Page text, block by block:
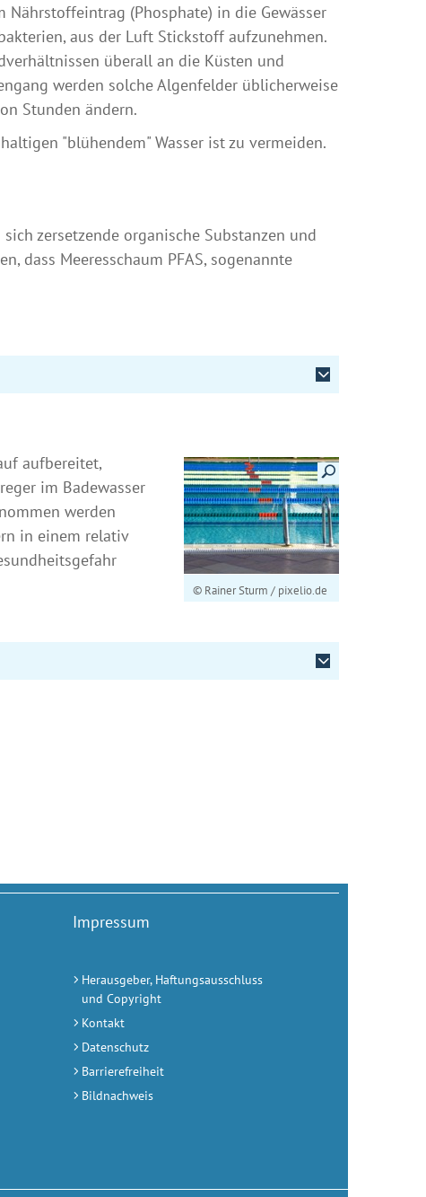
(Phosphate) in die Gewässer
aus der Luft Stickstoff aufzunehmen.
überall an die Küsten und
werden solche Algenfelder üblicherweise
Stunden ändern.
"blühendem" Wasser ist zu vermeiden.
zersetzende organische Substanzen und
dass Meeresschaum PFAS, sogenannte
Details anzeigen
© Rainer Sturm / pixelio.de
aufbereitet,
im Badewasser
werden
in einem relativ
Impressum
Herausgeber, Haftungsausschluss
und Copyright
Kontakt
Datenschutz
Barrierefreiheit
Bildnachweis